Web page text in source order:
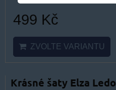
499 Kč
ZVOLTE VARIANTU
Krásné šaty Elza